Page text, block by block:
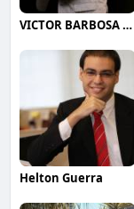
VICTOR BARBOSA QUARANTA
Helton Guerra